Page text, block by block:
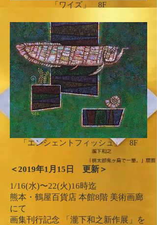
「ワイズ」 8F
「エンシェントフィッシュ」 8F
1/16(水)〜22(火)16時迄
熊本・鶴屋百貨店 本館8階 美術画廊
にて
画集刊行記念 「瀧下和之新作展」を
＜2019年​1月15日 更新＞